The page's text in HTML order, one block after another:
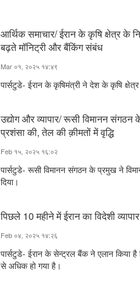
आर्थिक समाचार/ ईरान के कृषि क्षेत्र के
बढ़ते मॉनिट्री और बैंकिंग संबंध
Mar ०१, २०२५ १४:४९
पार्सटुडे- ईरान के कृषिमंत्री ने देश के कृषि
उद्योग और व्यापार/ रूसी विमानन संगठन
प्रशंसा की, तेल की क़ीमतों में वृद्धि
Feb १५, २०२५ १६:०२
पार्सटुडे- रूसी विमानन संगठन के प्रमुख ने
दिया।
पिछले 10 महीने में ईरान का विदेशी
Feb ०४, २०२५ १४:२६
पार्सटुडे- ईरान के सेन्ट्रल बैंक ने एलान किया है
से अधिक हो गया है।